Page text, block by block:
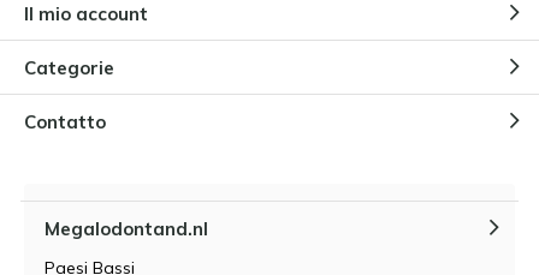
Il mio account
Categorie
Contatto
Megalodontand.nl
Paesi Bassi